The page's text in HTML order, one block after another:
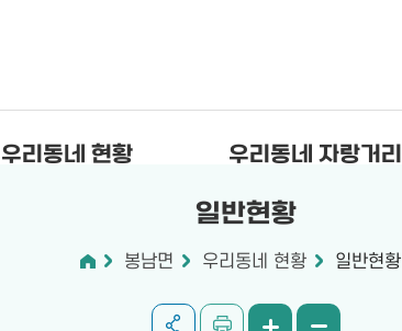
우리동네 현황 우리동네 자랑거리
일반현황
봉남면 우리동네 현황 일반현황